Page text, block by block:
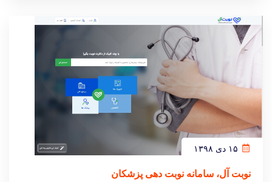
نوبت آل، سامانه نوبت دهی پزشکان